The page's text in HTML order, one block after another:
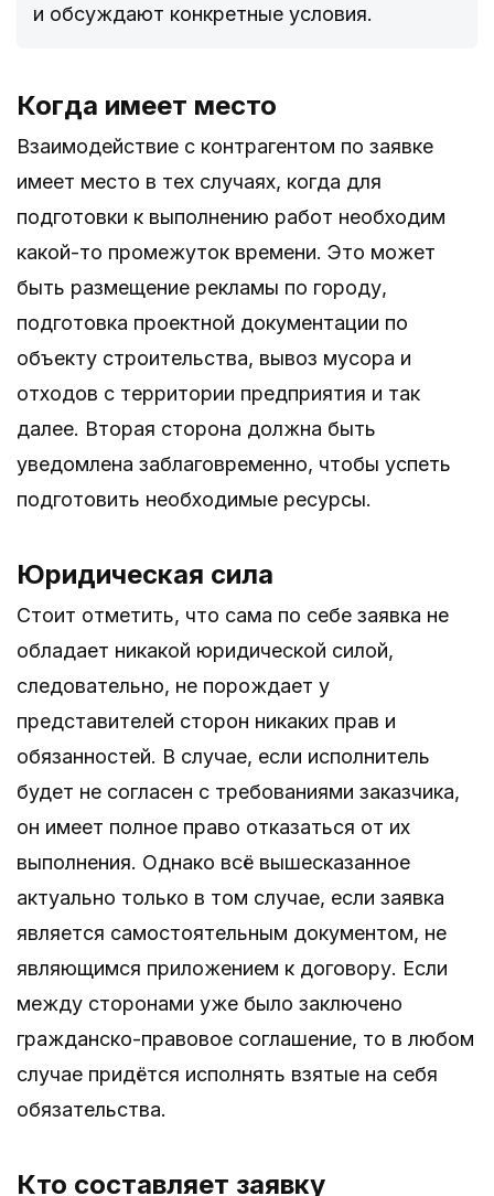
и обсуждают конкретные условия.
Когда имеет место
Взаимодействие с контрагентом по заявке
имеет место в тех случаях, когда для
подготовки к выполнению работ необходим
какой-то промежуток времени. Это может
быть размещение рекламы по городу,
подготовка проектной документации по
объекту строительства, вывоз мусора и
отходов с территории предприятия и так
далее. Вторая сторона должна быть
уведомлена заблаговременно, чтобы успеть
подготовить необходимые ресурсы.
Юридическая сила
Стоит отметить, что сама по себе заявка не
обладает никакой юридической силой,
следовательно, не порождает у
представителей сторон никаких прав и
обязанностей. В случае, если исполнитель
будет не согласен с требованиями заказчика,
он имеет полное право отказаться от их
выполнения. Однако всё вышесказанное
актуально только в том случае, если заявка
является самостоятельным документом, не
являющимся приложением к договору. Если
между сторонами уже было заключено
гражданско-правовое соглашение, то в любом
случае придётся исполнять взятые на себя
обязательства.
Кто составляет заявку